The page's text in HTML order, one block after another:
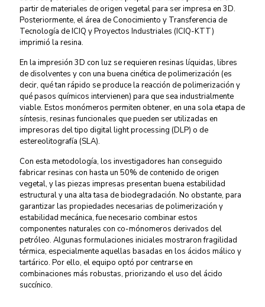
partir de materiales de origen vegetal para ser impresa en 3D.
Posteriormente, el área de Conocimiento y Transferencia de
Tecnología de ICIQ y Proyectos Industriales (ICIQ-KTT)
imprimió la resina.
En la impresión 3D con luz se requieren resinas líquidas, libres
de disolventes y con una buena cinética de polimerización (es
decir, qué tan rápido se produce la reacción de polimerización y
qué pasos químicos intervienen) para que sea industrialmente
viable. Estos monómeros permiten obtener, en una sola etapa de
síntesis, resinas funcionales que pueden ser utilizadas en
impresoras del tipo digital light processing (DLP) o de
estereolitografía (SLA).
Con esta metodología, los investigadores han conseguido
fabricar resinas con hasta un 50% de contenido de origen
vegetal, y las piezas impresas presentan buena estabilidad
estructural y una alta tasa de biodegradación. No obstante, para
garantizar las propiedades necesarias de polimerización y
estabilidad mecánica, fue necesario combinar estos
componentes naturales con co-mónomeros derivados del
petróleo. Algunas formulaciones iniciales mostraron fragilidad
térmica, especialmente aquellas basadas en los ácidos málico y
tartárico. Por ello, el equipo optó por centrarse en
combinaciones más robustas, priorizando el uso del ácido
succínico.